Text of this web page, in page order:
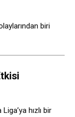
biri
hızlı bir